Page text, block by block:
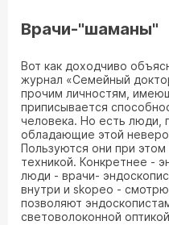
Врачи-"шаманы"
Вот как доходчиво
журнал «Семейный
прочим личностям,
приписывается
человека. Но есть люди,
обладающие этой
Пользуются они при этом
техникой. Конкретнее -
люди - врачи-
внутри и skopeo -
позволяют
световолоконной